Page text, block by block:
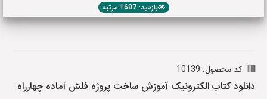
بازدید: 1687 مرتبه
کد محصول: 10139
دانلود کتاب الکترونیک آموزش ساخت پروژه فلش آماده چهارراه